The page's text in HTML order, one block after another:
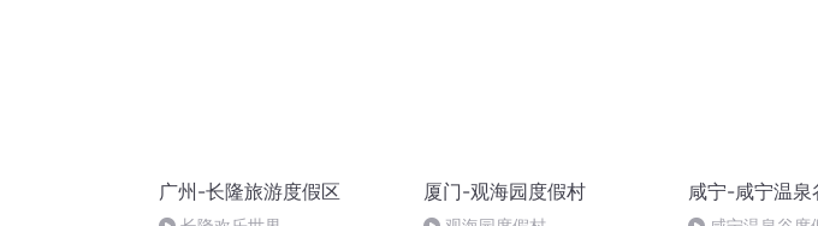
广州-长隆旅游度假区 厦门-观海园度假村 咸宁-咸宁温泉